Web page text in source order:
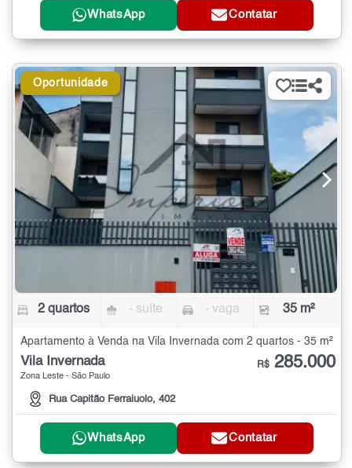
WhatsApp Contatar
Oportunidade
2 quartos - suíte - vaga 35 m²
Apartamento à Venda na Vila Invernada com 2 quartos - 35 m²
Vila Invernada
Zona Leste - São Paulo
Rua Capitão Ferraiuolo, 402
R$ 285.000
WhatsApp Contatar